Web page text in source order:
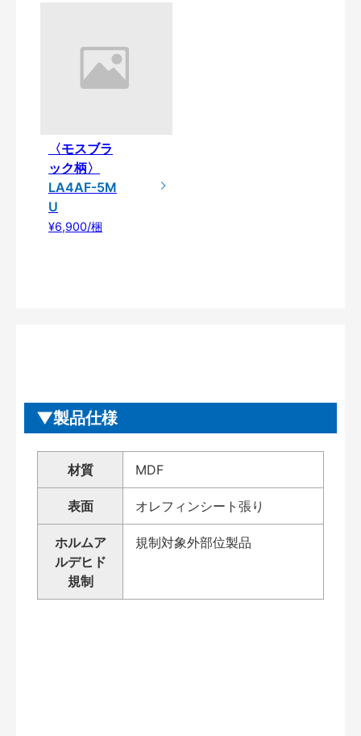
〈モスブラ
ック柄〉
LA4AF-5M
U
¥6,900/梱
製品仕様
材質 MDF
表面 オレフィンシート張り
ホルムア
ルデヒド
規制
規制対象外部位製品